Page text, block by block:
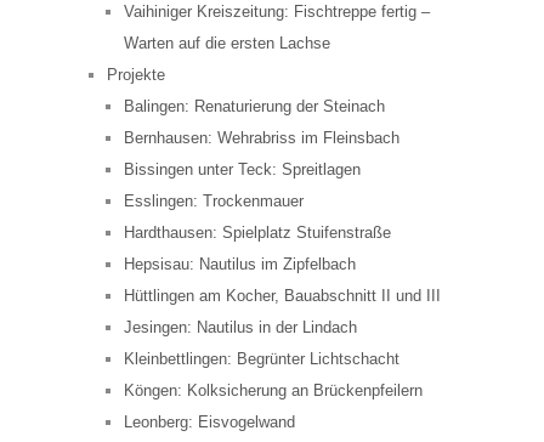
Vaihiniger Kreiszeitung: Fischtreppe fertig –
Warten auf die ersten Lachse
Projekte
Balingen: Renaturierung der Steinach
Bernhausen: Wehrabriss im Fleinsbach
Bissingen unter Teck: Spreitlagen
Esslingen: Trockenmauer
Hardthausen: Spielplatz Stuifenstraße
Hepsisau: Nautilus im Zipfelbach
Hüttlingen am Kocher, Bauabschnitt II und III
Jesingen: Nautilus in der Lindach
Kleinbettlingen: Begrünter Lichtschacht
Köngen: Kolksicherung an Brückenpfeilern
Leonberg: Eisvogelwand